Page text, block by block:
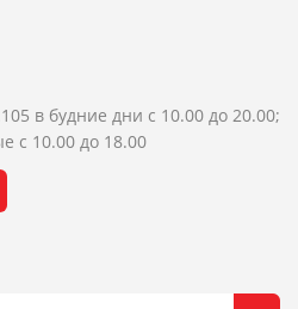
в будние дни с 10.00 до 20.00;
с 10.00 до 18.00